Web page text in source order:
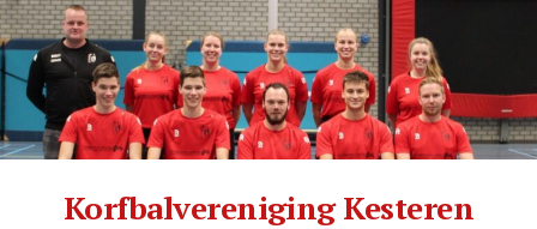
Korfbalvereniging Kesteren